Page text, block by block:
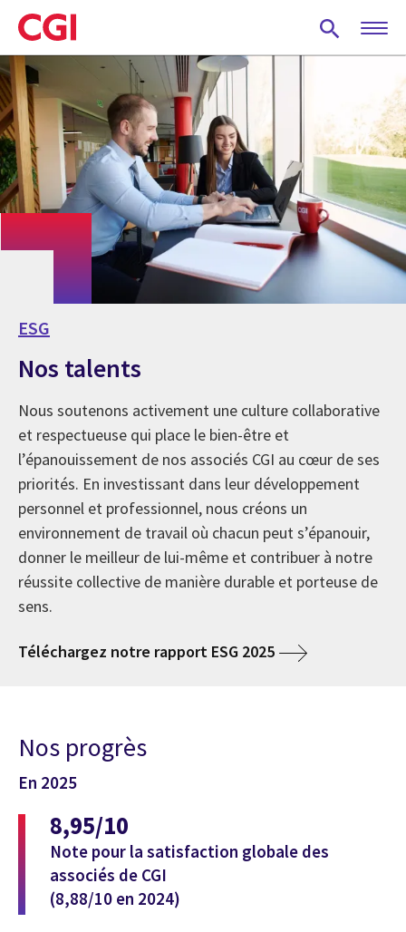
Skip
to
main
content
ESG
Nos talents
Nous soutenons activement une culture collaborative
et respectueuse qui place le bien-être et
l’épanouissement de nos associés CGI au cœur de ses
priorités. En investissant dans leur développement
personnel et professionnel, nous créons un
environnement de travail où chacun peut s’épanouir,
donner le meilleur de lui-même et contribuer à notre
réussite collective de manière durable et porteuse de
sens.
Téléchargez notre rapport ESG 2025
Nos progrès
En 2025
8,95/10
Note pour la satisfaction globale des
associés de CGI
(8,88/10 en 2024)